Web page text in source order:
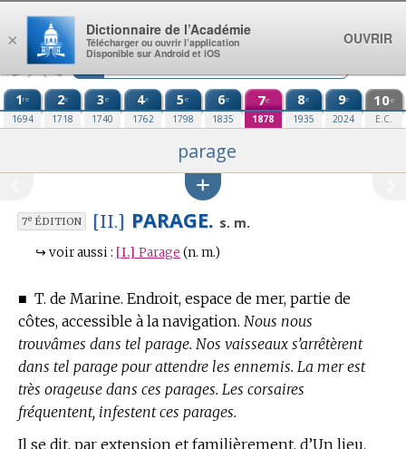
Aller au contenu
1re
1694
2e
1718
3e
1740
4e
1762
5e
1798
6e
1835
7e
1878
8e
1935
9e
2024
10e
E.C.
parage
7eÉDITION [II.] PARAGE. s. m.
↪ voir aussi : [I.] Parage (n. m.)
■ T. de Marine. Endroit, espace de mer, partie de
côtes, accessible à la navigation. Nous nous
trouvâmes dans tel parage. Nos vaisseaux s’arrêtèrent
dans tel parage pour attendre les ennemis. La mer est
très orageuse dans ces parages. Les corsaires
fréquentent, infestent ces parages.
Il se dit, par extension et familièrement, d’Un lieu,
×
Dictionnaire de l’Académie
Télécharger ou ouvrir l’application
Disponible sur Android et iOS
OUVRIR